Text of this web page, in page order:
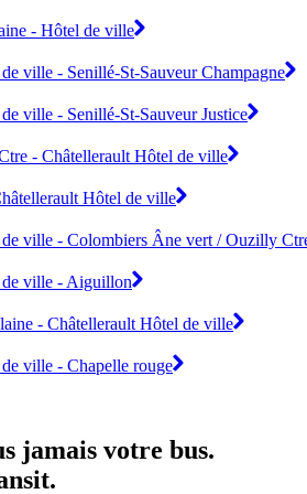
- Hôtel de ville
ville - Senillé-St-Sauveur Champagne
ville - Senillé-St-Sauveur Justice
- Châtellerault Hôtel de ville
Hôtel de ville
ville - Colombiers Âne vert / Ouzilly
ville - Aiguillon
- Châtellerault Hôtel de ville
ville - Chapelle rouge
jamais votre bus.